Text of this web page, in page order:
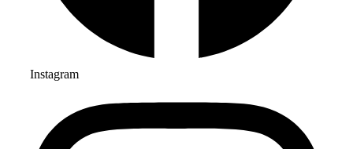
Instagram